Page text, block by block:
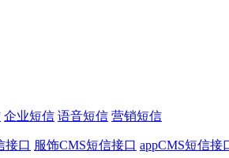
企业短信 语音短信 营销短信
接口 服饰CMS短信接口 appCMS短信接